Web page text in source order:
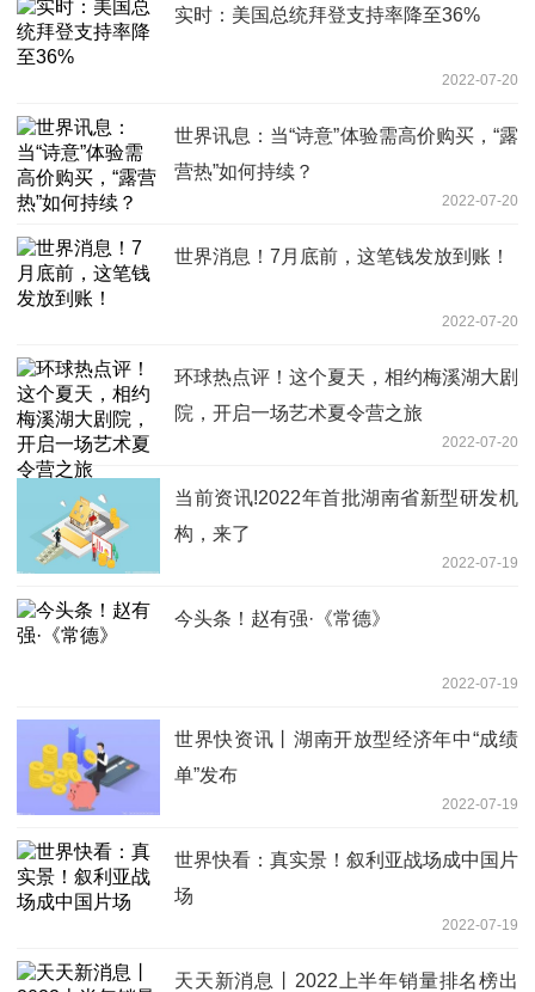
实时：美国总统拜登支持率降至36%
2022-07-20
世界讯息：当“诗意”体验需高价购买，“露
营热”如何持续？
2022-07-20
世界消息！7月底前，这笔钱发放到账！
2022-07-20
环球热点评！这个夏天，相约梅溪湖大剧
院，开启一场艺术夏令营之旅
2022-07-20
当前资讯!2022年首批湖南省新型研发机
构，来了
2022-07-19
今头条！赵有强·《常德》
2022-07-19
世界快资讯丨湖南开放型经济年中“成绩
单”发布
2022-07-19
世界快看：真实景！叙利亚战场成中国片
场
2022-07-19
天天新消息丨2022上半年销量排名榜出